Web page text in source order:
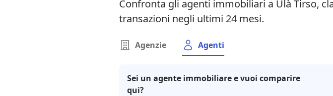
Confronta gli agenti immobiliari a Ulà Tirso,
transazioni negli ultimi 24 mesi.
Agenzie Agenti
Sei un agente immobiliare e vuoi comparire
qui?